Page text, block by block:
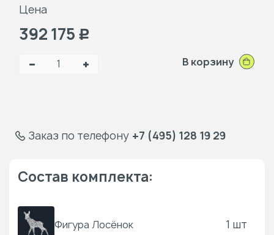
Цена
392 175 Р
В корзину
Заказ по телефону +7 (495) 128 19 29
Состав комплекта:
Фигура Лосёнок 1 шт